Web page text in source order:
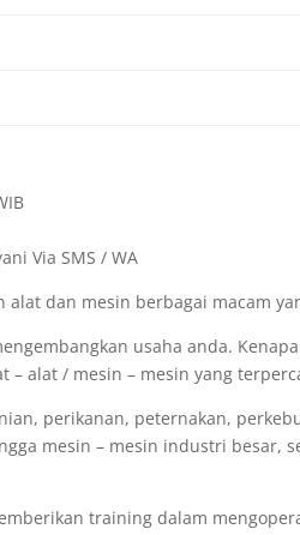
Via SMS / WA
alat dan mesin berbagai macam
usaha anda.
alat / mesin – mesin yang
perikanan, peternakan,
mesin – mesin industri besar,
training dalam